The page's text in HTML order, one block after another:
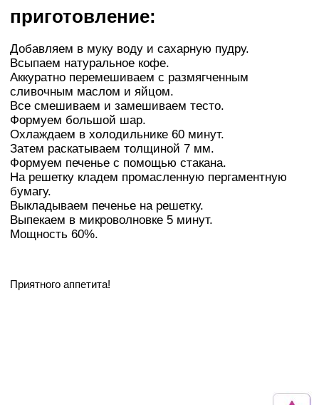
приготовление:
Добавляем в муку воду и сахарную пудру.
Всыпаем натуральное кофе.
Аккуратно перемешиваем с размягченным
сливочным маслом и яйцом.
Все смешиваем и замешиваем тесто.
Формуем большой шар.
Охлаждаем в холодильнике 60 минут.
Затем раскатываем толщиной 7 мм.
Формуем печенье с помощью стакана.
На решетку кладем промасленную пергаментную
бумагу.
Выкладываем печенье на решетку.
Выпекаем в микроволновке 5 минут.
Мощность 60%.
Приятного аппетита!